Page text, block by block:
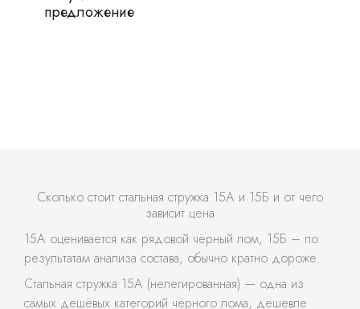
предложение
Сколько стоит стальная стружка 15А и 15Б и от чего
зависит цена
15А оценивается как рядовой чёрный лом, 15Б – по
результатам анализа состава, обычно кратно дороже.
Стальная стружка 15А (нелегированная) — одна из
самых дешёвых категорий чёрного лома, дешевле